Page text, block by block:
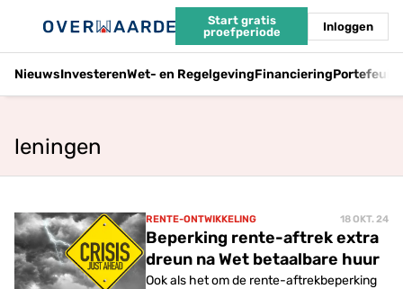
Start gratis
proefperiode
Inloggen
NieuwsInvesterenWet- en RegelgevingFinanciering
leningen
RENTE-ONTWIKKELING 18 OKT. 24
Beperking rente-aftrek extra
dreun na Wet betaalbare huur
Ook als het om de rente-aftrekbeperking